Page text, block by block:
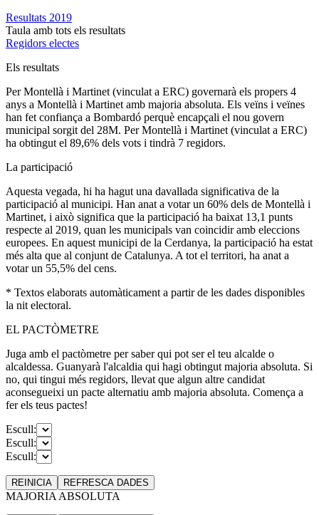
Resultats 2019
Taula amb tots els resultats
Regidors electes
Els resultats
Per Montellà i Martinet (vinculat a ERC) governarà els propers 4
anys a Montellà i Martinet amb majoria absoluta. Els veïns i veïnes
han fet confiança a Bombardó perquè encapçali el nou govern
municipal sorgit del 28M. Per Montellà i Martinet (vinculat a ERC)
ha obtingut el 89,6% dels vots i tindrà 7 regidors.
La participació
Aquesta vegada, hi ha hagut una davallada significativa de la
participació al municipi. Han anat a votar un 60% dels de Montellà i
Martinet, i això significa que la participació ha baixat 13,1 punts
respecte al 2019, quan les municipals van coincidir amb eleccions
europees. En aquest municipi de la Cerdanya, la participació ha estat
més alta que al conjunt de Catalunya. A tot el territori, ha anat a
votar un 55,5% del cens.
* Textos elaborats automàticament a partir de les dades disponibles
la nit electoral.
EL PACTÒMETRE
Juga amb el pactòmetre per saber qui pot ser el teu alcalde o
alcaldessa. Guanyarà l'alcaldia qui hagi obtingut majoria absoluta. Si
no, qui tingui més regidors, llevat que algun altre candidat
aconsegueixi un pacte alternatiu amb majoria absoluta. Comença a
fer els teus pactes!
Escull:
Escull:
Escull:
REINICIA REFRESCA DADES
MAJORIA ABSOLUTA